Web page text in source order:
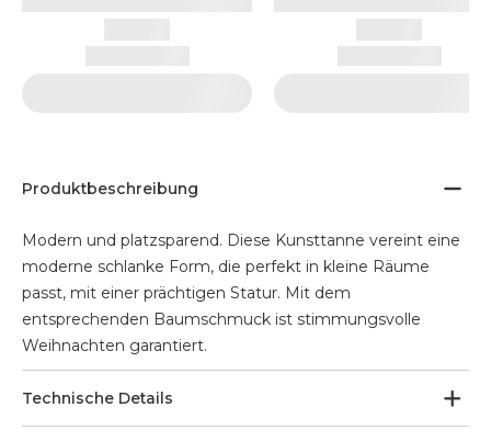
Produktbeschreibung
Modern und platzsparend. Diese Kunsttanne vereint eine
moderne schlanke Form, die perfekt in kleine Räume
passt, mit einer prächtigen Statur. Mit dem
entsprechenden Baumschmuck ist stimmungsvolle
Weihnachten garantiert.
Technische Details